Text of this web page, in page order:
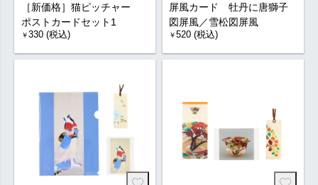
［新価格］猫ピッチャー
ポストカードセット1
￥330 (税込)
屏風カード 牡丹に唐獅子
図屏風／雪松図屏風
￥520 (税込)